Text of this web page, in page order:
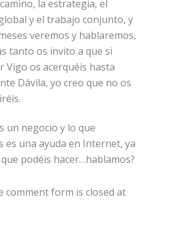
la estrategia, el
y el trabajo conjunto, y
veremos y hablaremos,
tanto os invito a que si
Vigo os acerquéis hasta
Dávila, yo creo que no os
un negocio y lo que
es una ayuda en Internet, ya
podéis hacer…hablamos?
comment form is closed at